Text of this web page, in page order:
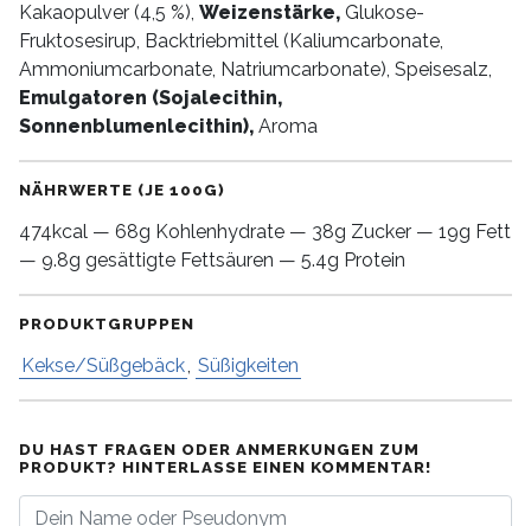
Kakaopulver (4,5 %), Weizenstärke, Glukose-
Fruktosesirup, Backtriebmittel (Kaliumcarbonate,
Ammoniumcarbonate, Natriumcarbonate), Speisesalz,
Emulgatoren (Sojalecithin,
Sonnenblumenlecithin), Aroma
NÄHRWERTE (JE 100G)
474kcal — 68g Kohlenhydrate — 38g Zucker — 19g Fett
— 9.8g gesättigte Fettsäuren — 5.4g Protein
PRODUKTGRUPPEN
Kekse/Süßgebäck, Süßigkeiten
DU HAST FRAGEN ODER ANMERKUNGEN ZUM
PRODUKT? HINTERLASSE EINEN KOMMENTAR!